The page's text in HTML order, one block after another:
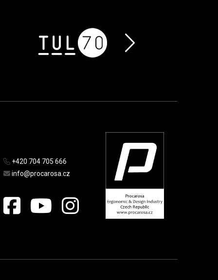
+420 704 705 666
info@procarosa.cz